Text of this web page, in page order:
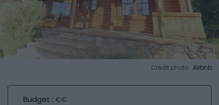
Crédit photo : Airbnb
Budget :€€